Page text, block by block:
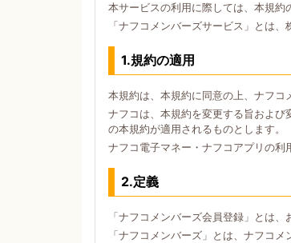
本サービスの利用に際しては、本規約
「ナフコメンバーズサービス」とは
1.規約の適用
本規約は、本規約に同意の上、ナフコ
ナフコは、本規約を変更する旨およ
の本規約が適用されるものとします。
ナフコ電子マネー・ナフコアプリの利
2.定義
「ナフコメンバーズ会員登録」とは
「ナフコメンバーズ」とは、ナフコ